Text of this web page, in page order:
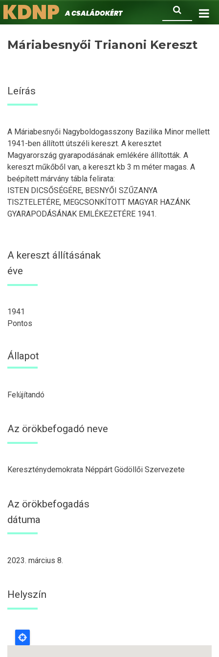
Ugrás
a
Keresés
KDNPA családokért.
Máriabesnyői Trianoni Kereszt
Leírás
A Máriabesnyői Nagyboldogasszony Bazilika Minor mellett
1941-ben állított útszéli kereszt. A keresztet
Magyarország gyarapodásának emlékére állították. A
kereszt műkőből van, a kereszt kb 3 m méter magas. A
beépített márvány tábla felirata:
ISTEN DICSŐSÉGÉRE, BESNYŐI SZŰZANYA
TISZTELETÉRE, MEGCSONKÍTOTT MAGYAR HAZÁNK
GYARAPODÁSÁNAK EMLÉKEZETÉRE 1941.
A kereszt állításának
éve
1941
Pontos
Állapot
Felújítandó
Az örökbefogadó neve
Kereszténydemokrata Néppárt Gödöllői Szervezete
Az örökbefogadás
dátuma
2023. március 8.
Helyszín